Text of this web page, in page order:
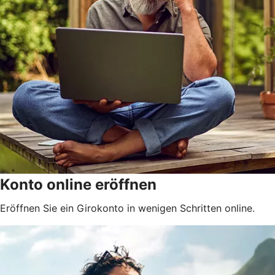
Konto online eröffnen
Eröffnen Sie ein Girokonto in wenigen Schritten online.